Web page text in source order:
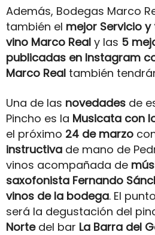
Además, Bodegas Marco
también el mejor Servicio
vino Marco Real y las 5
publicadas en Instagram
Marco Real también
Una de las novedades de
Pincho es la Musicata con
el próximo 24 de marzo
instructiva de mano de
vinos acompañada de
saxofonista Fernando
vinos de la bodega. El
será la degustación del
Nortedel bar La Barra del